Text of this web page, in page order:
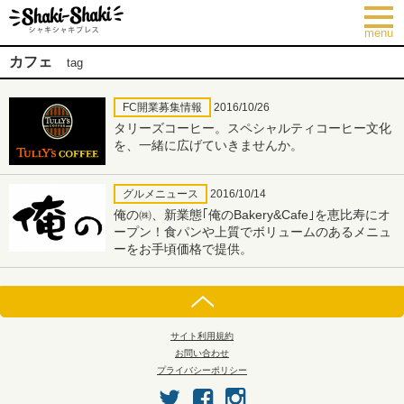
menu
カフェ tag
FC開業募集情報 2016/10/26
タリーズコーヒー。スペシャルティコーヒー文化
を、一緒に広げていきませんか。
グルメニュース 2016/10/14
俺の㈱、新業態｢俺のBakery&Cafe｣を恵比寿にオ
ープン！食パンや上質でボリュームのあるメニュ
ーをお手頃価格で提供。
サイト利用規約
お問い合わせ
プライバシーポリシー